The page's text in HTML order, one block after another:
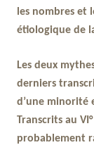
les nombres et
étiologique de
Les deux
derniers
d’une minorité
Transcrits au
probablement